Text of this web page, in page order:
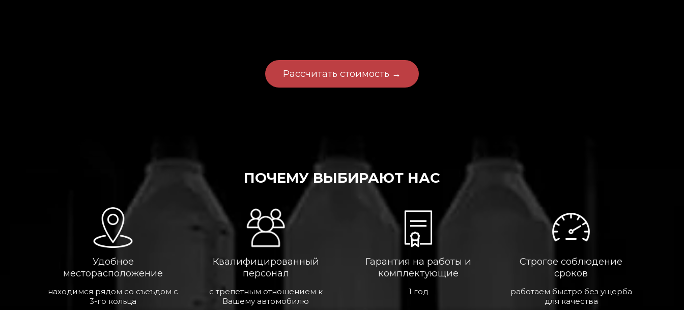
Рассчитать стоимость →
ПОЧЕМУ ВЫБИРАЮТ НАС
Удобное
месторасположение
находимся рядом со съеъдом с
3-го кольца
Квалифицированный
персонал
с трепетным отношением к
Вашему автомобилю
Гарантия на работы и
комплектующие
1 год
Строгое соблюдение
сроков
работаем быстро без ущерба
для качества